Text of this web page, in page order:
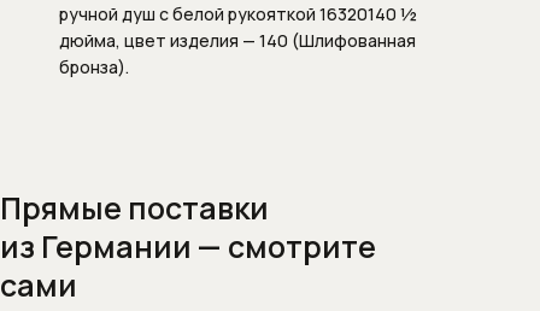
Шланги
Шланговые подсоединения
переключателя (дивертора)
положений
Запорные вентили
ручной душ с белой рукояткой 16320140 ½
дюйма, цвет изделия — 140 (Шлифованная
бронза).
Прямые поставки
из Германии — смотрите
сами